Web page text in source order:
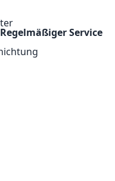
Regelmäßiger Service